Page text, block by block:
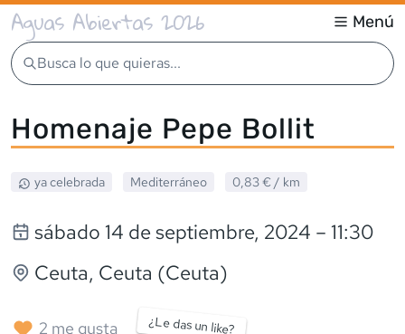
Aguas Abiertas 2026 Menú
Busca lo que quieras...
Homenaje Pepe Bollit
ya celebrada Mediterráneo 0,83 € / km
sábado 14 de septiembre, 2024 – 11:30
Ceuta, Ceuta (Ceuta)
2 me gusta ¿Le das un like?